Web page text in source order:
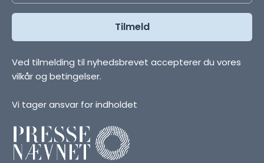
Ved tilmelding til nyhedsbrevet accepterer du vores
vilkår og betingelser.
Vi tager ansvar for indholdet